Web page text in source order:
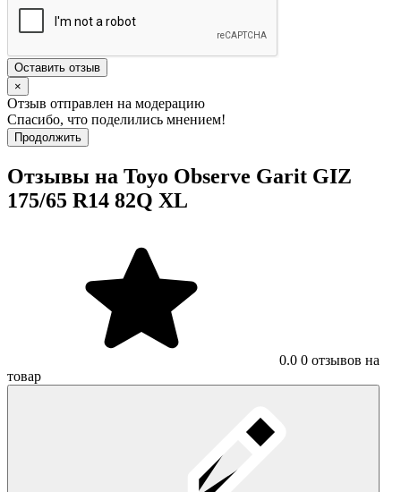
Оставить отзыв
×
Отзыв отправлен на модерацию
Спасибо, что поделились мнением!
Продолжить
Отзывы на Toyo Observe Garit GIZ
175/65 R14 82Q XL
0.0 0 отзывов на
товар